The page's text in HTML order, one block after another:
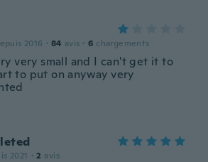
2016 · 84 avis · 6 chargements
very small and I can't get it to
to put on anyway very
2021 · 2 avis